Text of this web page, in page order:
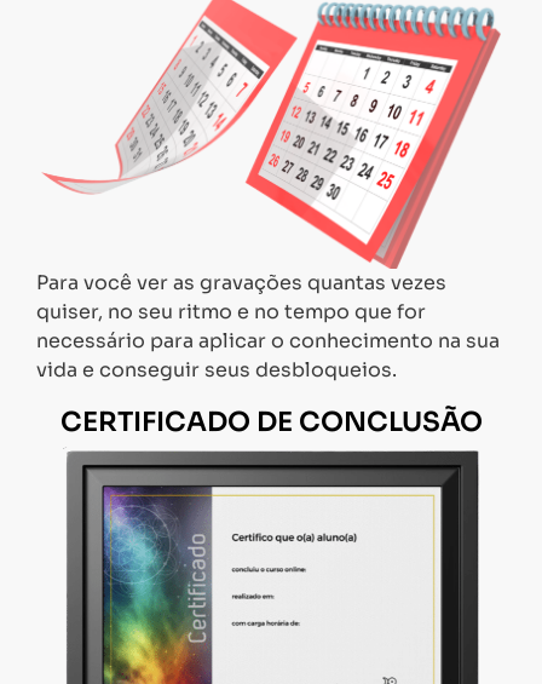
Para você ver as gravações quantas vezes
quiser, no seu ritmo e no tempo que for
necessário para aplicar o conhecimento na sua
vida e conseguir seus desbloqueios.
CERTIFICADO DE CONCLUSÃO